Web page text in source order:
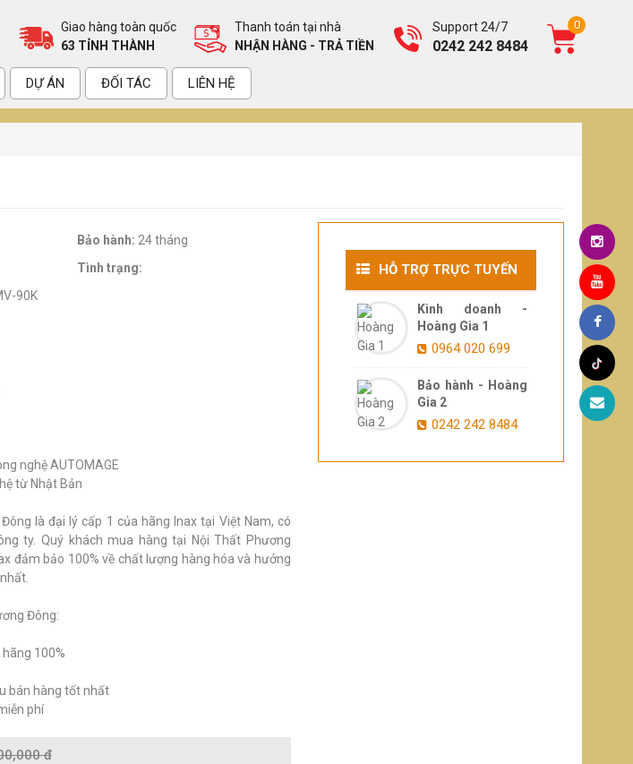
Giao hàng toàn quốc
63 TỈNH THÀNH
Thanh toán tại nhà
NHẬN HÀNG - TRẢ TIỀN
Support 24/7
0242 242 8484
0
DỰ ÁN ĐỐI TÁC LIÊN HỆ
Bảo hành: 24 tháng
Tình trạng:
90K
nghệ AUTOMAGE
từ Nhật Bản
Đông là đại lý cấp 1 của hãng Inax tại Việt Nam, có
ty. Quý khách mua hàng tại Nội Thất Phương
đảm bảo 100% về chất lượng hàng hóa và hưởng
Đông:
100%
bán hàng tốt nhất
phí
đ
HỖ TRỢ TRỰC TUYẾN
Kinh doanh -
Hoàng Gia 1
0964 020 699
Bảo hành - Hoàng
Gia 2
0242 242 8484